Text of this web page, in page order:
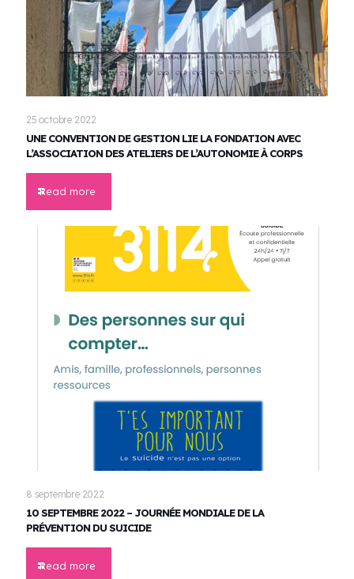
25 octobre 2022
UNE CONVENTION DE GESTION LIE LA FONDATION AVEC
L’ASSOCIATION DES ATELIERS DE L’AUTONOMIE À CORPS
Read more
8 septembre 2022
10 SEPTEMBRE 2022 – JOURNÉE MONDIALE DE LA
PRÉVENTION DU SUICIDE
Read more